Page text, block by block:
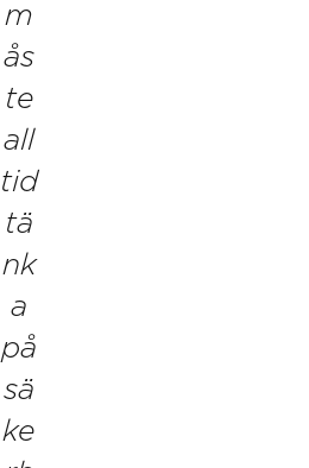
m
ås
te
all
tid
tä
nk
a
på
sä
ke